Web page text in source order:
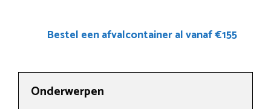
Bestel een afvalcontainer al vanaf €155
Onderwerpen